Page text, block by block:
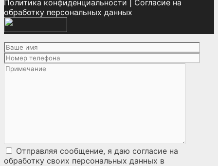
Политика конфиденциальности
Согласие на
обработку персональных данных
Отправляя сообщение, я даю согласие на
обработку своих персональных данных в